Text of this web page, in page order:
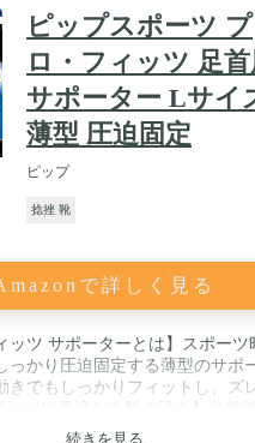
ピップスポーツ プ
ロ・フィッツ 足首
サポーター Lサイ
薄型 圧迫固定
ピップ
捻挫 靴
で詳しく見る
ッツ サポーターとは】スポーツ
っかり圧迫固定する薄型のサポ
きでもしっかりフィットし、ズ
にこだわり、薄さと圧迫力を両
続きを見る